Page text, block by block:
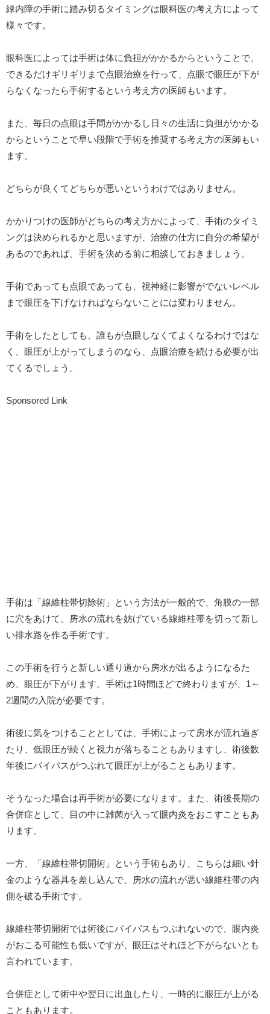
緑内障の手術に踏み切るタイミングは眼科医の考え方によって
様々です。
眼科医によっては手術は体に負担がかかるからということで、
できるだけギリギリまで点眼治療を行って、点眼で眼圧が下が
らなくなったら手術するという考え方の医師もいます。
また、毎日の点眼は手間がかかるし日々の生活に負担がかかる
からということで早い段階で手術を推奨する考え方の医師もい
ます。
どちらが良くてどちらが悪いというわけではありません。
かかりつけの医師がどちらの考え方かによって、手術のタイミ
ングは決められるかと思いますが、治療の仕方に自分の希望が
あるのであれば、手術を決める前に相談しておきましょう。
手術であっても点眼であっても、視神経に影響がでないレベル
まで眼圧を下げなければならないことには変わりません。
手術をしたとしても、誰もが点眼しなくてよくなるわけではな
く、眼圧が上がってしまうのなら、点眼治療を続ける必要が出
てくるでしょう。
Sponsored Link
手術は「線維柱帯切除術」という方法が一般的で、角膜の一部
に穴をあけて、房水の流れを妨げている線維柱帯を切って新し
い排水路を作る手術です。
この手術を行うと新しい通り道から房水が出るようになるた
め、眼圧が下がります。手術は1時間ほどで終わりますが、1～
2週間の入院が必要です。
術後に気をつけることとしては、手術によって房水が流れ過ぎ
たり、低眼圧が続くと視力が落ちることもありますし、術後数
年後にバイパスがつぶれて眼圧が上がることもあります。
そうなった場合は再手術が必要になります。また、術後長期の
合併症として、目の中に雑菌が入って眼内炎をおこすこともあ
ります。
一方、「線維柱帯切開術」という手術もあり、こちらは細い針
金のような器具を差し込んで、房水の流れが悪い線維柱帯の内
側を破る手術です。
線維柱帯切開術では術後にバイパスもつぶれないので、眼内炎
がおこる可能性も低いですが、眼圧はそれほど下がらないとも
言われています。
合併症として術中や翌日に出血したり、一時的に眼圧が上がる
こともあります。